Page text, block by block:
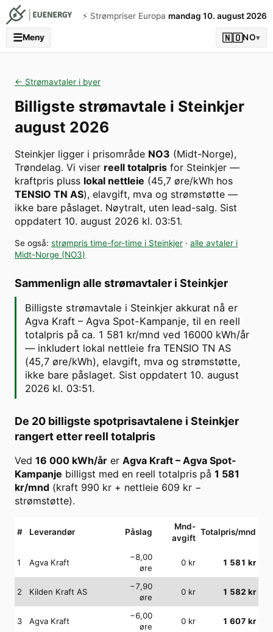
⚡️ Strømpriser Europa mandag 10. august 2026
☰Meny 🇳🇴NO▾
← Strømavtaler i byer
Billigste strømavtale i Steinkjer
august 2026
Steinkjer ligger i prisområde NO3 (Midt-Norge),
Trøndelag. Vi viser reell totalpris for Steinkjer —
kraftpris pluss lokal nettleie (45,7 øre/kWh hos
TENSIO TN AS), elavgift, mva og strømstøtte —
ikke bare påslaget. Nøytralt, uten lead-salg. Sist
oppdatert 10. august 2026 kl. 03:51.
Se også: strømpris time-for-time i Steinkjer · alle avtaler i
Midt-Norge (NO3)
Sammenlign alle strømavtaler i Steinkjer
Billigste strømavtale i Steinkjer akkurat nå er
Agva Kraft – Agva Spot-Kampanje, til en reell
totalpris på ca. 1 581 kr/mnd ved 16000 kWh/år
— inkludert lokal nettleie fra TENSIO TN AS
(45,7 øre/kWh), elavgift, mva og strømstøtte,
ikke bare påslaget. Sist oppdatert 10. august
2026 kl. 03:51.
De 20 billigste spotprisavtalene i Steinkjer
rangert etter reell totalpris
Ved 16 000 kWh/år er Agva Kraft – Agva Spot-
Kampanje billigst med en reell totalpris på 1 581
kr/mnd (kraft 990 kr + nettleie 609 kr −
strømstøtte).
# Leverandør Påslag
Mnd-
avgift
Totalpris/mnd
1 Agva Kraft
−8,00
øre
0 kr 1 581 kr
2 Kilden Kraft AS
−7,90
øre
0 kr 1 582 kr
3 Agva Kraft
−6,00
øre
0 kr 1 607 kr